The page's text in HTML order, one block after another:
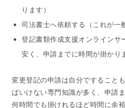
ります）
司法書士へ依頼する（これが一
登記書類作成支援オンラインサ
安く、申請までに時間が掛かり
変更登記の申請は自分ですること
ばいけない専門知識が多く、申請
何時間でも掛けれるほど時間に余